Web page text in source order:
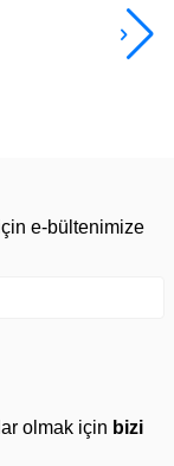
e-bültenimize
olmak için bizi